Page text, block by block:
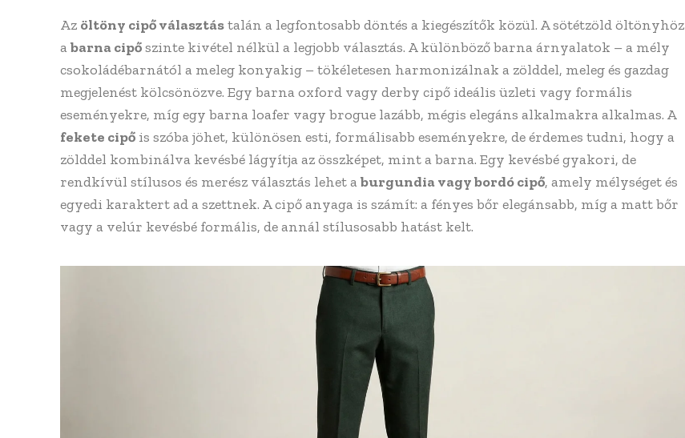
Az öltöny cipő választástalán a legfontosabb döntés a kiegészítők közül. A sötétzöld öltönyhöz
abarna cipőszinte kivétel nélkül a legjobb választás. A különböző barna árnyalatok – a mély
csokoládébarnától a meleg konyakig – tökéletesen harmonizálnak a zölddel, meleg és gazdag
megjelenést kölcsönözve. Egy barna oxford vagy derby cipő ideális üzleti vagy formális
eseményekre, míg egy barna loafer vagy brogue lazább, mégis elegáns alkalmakra alkalmas. A
fekete cipő is szóba jöhet, különösen esti, formálisabb eseményekre, de érdemes tudni, hogy a
zölddel kombinálva kevésbé lágyítja az összképet, mint a barna. Egy kevésbé gyakori, de
rendkívül stílusos és merész választás lehet aburgundia vagy bordó cipő, amely mélységet és
egyedi karaktert ad a szettnek. A cipő anyaga is számít: a fényes bőr elegánsabb, míg a matt bőr
vagy a velúr kevésbé formális, de annál stílusosabb hatást kelt.